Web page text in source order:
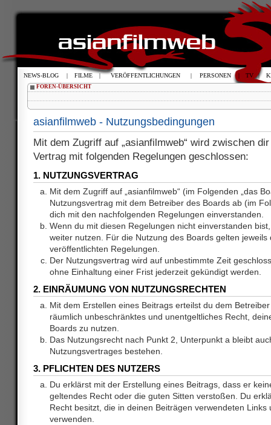
FOREN-ÜBERSICHT
asianfilmweb - Nutzungsbedingungen
Mit dem Zugriff auf „asianfilmweb“ wird zwischen
Vertrag mit folgenden Regelungen geschlossen:
1. NUTZUNGSVERTRAG
Mit dem Zugriff auf „asianfilmweb“ (im Folgenden „das
Nutzungsvertrag mit dem Betreiber des Boards ab (im
dich mit den nachfolgenden Regelungen einverstanden.
Wenn du mit diesen Regelungen nicht einverstanden
weiter nutzen. Für die Nutzung des Boards gelten jeweils
veröffentlichten Regelungen.
Der Nutzungsvertrag wird auf unbestimmte Zeit
ohne Einhaltung einer Frist jederzeit gekündigt werden.
2. EINRÄUMUNG VON NUTZUNGSRECHTEN
Mit dem Erstellen eines Beitrags erteilst du dem
räumlich unbeschränktes und unentgeltliches Recht,
Boards zu nutzen.
Das Nutzungsrecht nach Punkt 2, Unterpunkt a bleibt
Nutzungsvertrages bestehen.
3. PFLICHTEN DES NUTZERS
Du erklärst mit der Erstellung eines Beitrags, dass er
geltendes Recht oder die guten Sitten verstoßen. Du
Recht besitzt, die in deinen Beiträgen verwendeten Links
verwenden.
NEWS-BLOG | FILME | VERÖFFENTLICHUNGEN | PERSONEN | TV |